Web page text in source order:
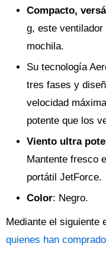
Compacto,
g, este
mochila.
Su tecnología
tres fases y
velocidad
potente que los
Viento ultra
Mantente fresco
portátil JetForce.
Color: Negro.
Mediante el siguiente
quienes han